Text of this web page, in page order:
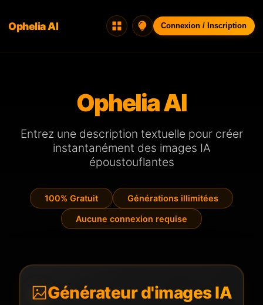
Ophelia AI Connexion / Inscription
Ophelia AI
Entrez une description textuelle pour créer
instantanément des images IA
époustouflantes
100% Gratuit Générations illimitées
Aucune connexion requise
Générateur d'images IA